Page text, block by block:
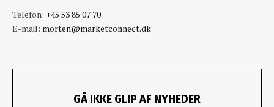
Telefon: +45 53 85 07 70
E-mail: morten@marketconnect.dk
GÅ IKKE GLIP AF NYHEDER